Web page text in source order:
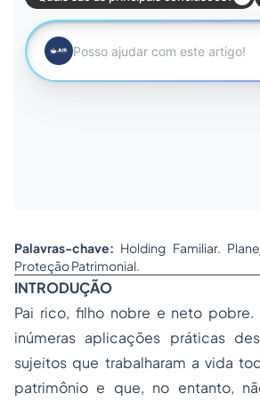
Palavras-chave: Holding Familiar.
Proteção Patrimonial.
INTRODUÇÃO
Pai rico, filho nobre e neto pobre.
inúmeras aplicações práticas
sujeitos que trabalharam a vida
patrimônio e que, no entanto,